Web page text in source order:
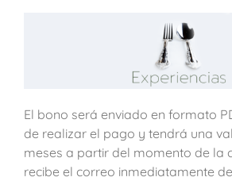
El bono será enviado en formato
de realizar el pago y tendrá una
meses a partir del momento de la
recibe el correo inmediatamente